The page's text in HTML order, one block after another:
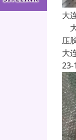
大
压
大
23-